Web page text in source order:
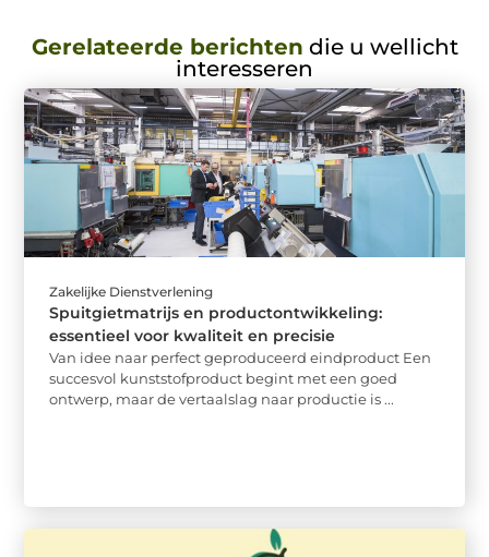
Gerelateerde berichten die u wellicht
interesseren
Zakelijke Dienstverlening
Spuitgietmatrijs en productontwikkeling:
essentieel voor kwaliteit en precisie
Van idee naar perfect geproduceerd eindproduct Een
succesvol kunststofproduct begint met een goed
ontwerp, maar de vertaalslag naar productie is ...